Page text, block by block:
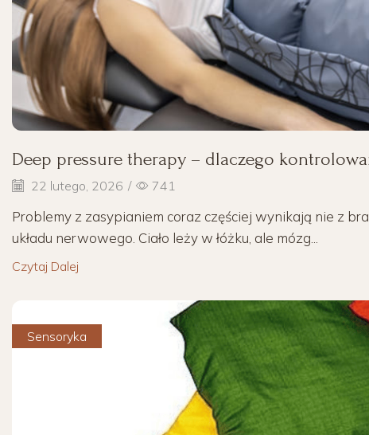
Deep pressure therapy – dlaczego
22 lutego, 2026 / 741
Problemy z zasypianiem coraz częściej wynikają nie z
układu nerwowego. Ciało leży w łóżku, ale mózg...
Czytaj Dalej
Sensoryka